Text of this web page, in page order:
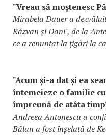
"Vreau să moştenesc
Mirabela Dauer a
Răzvan şi Dani", de la
ce a renunțat la țigări la
"Acum și-a dat și ea
întemeieze o familie
împreună de atâta
Andreea Antonescu a
Bălan a fost înșelată de